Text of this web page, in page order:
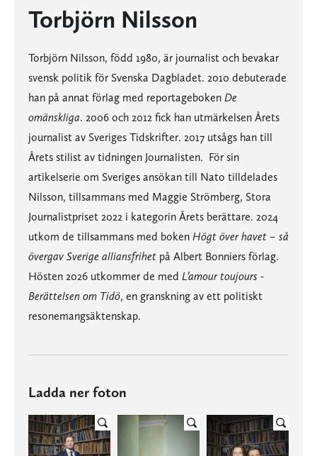
Torbjörn Nilsson
Torbjörn Nilsson, född 1980, är journalist och bevakar
svensk politik för Svenska Dagbladet. 2010 debuterade
han på annat förlag med reportageboken De
omänskliga. 2006 och 2012 fick han utmärkelsen Årets
journalist av Sveriges Tidskrifter. 2017 utsågs han till
Årets stilist av tidningen Journalisten. För sin
artikelserie om Sveriges ansökan till Nato tilldelades
Nilsson, tillsammans med Maggie Strömberg, Stora
Journalistpriset 2022 i kategorin Årets berättare. 2024
utkom de tillsammans med boken Högt över havet – så
övergav Sverige alliansfrihet på Albert Bonniers förlag.
Hösten 2026 utkommer de med L’amour toujours -
Berättelsen om Tidö, en granskning av ett politiskt
resonemangsäktenskap.
Ladda ner foton